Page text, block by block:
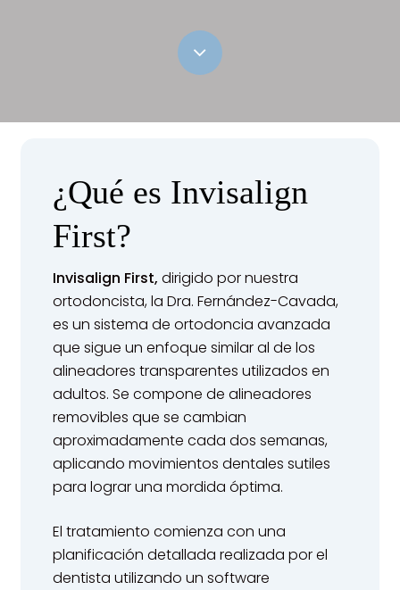
Navigate
next
¿Qué es Invisalign
First?
Invisalign First, dirigido por nuestra
ortodoncista, la Dra. Fernández-Cavada,
es un sistema de ortodoncia avanzada
que sigue un enfoque similar al de los
alineadores transparentes utilizados en
adultos. Se compone de alineadores
removibles que se cambian
aproximadamente cada dos semanas,
aplicando movimientos dentales sutiles
para lograr una mordida óptima.
El tratamiento comienza con una
planificación detallada realizada por el
dentista utilizando un software